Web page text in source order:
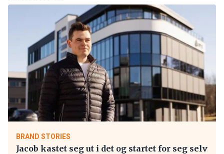
BRAND STORIES
Jacob kastet seg ut i det og startet for seg selv